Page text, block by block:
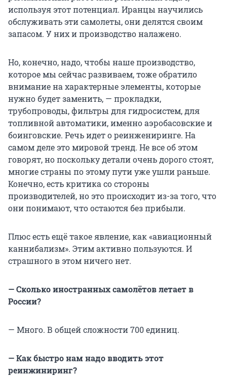
используя этот потенциал. Иранцы научились
обслуживать эти самолеты, они делятся своим
запасом. У них и производство налажено.
Но, конечно, надо, чтобы наше производство,
которое мы сейчас развиваем, тоже обратило
внимание на характерные элементы, которые
нужно будет заменить, — прокладки,
трубопроводы, фильтры для гидросистем, для
топливной автоматики, именно аэробасовские и
боинговские. Речь идет о реинжениринге. На
самом деле это мировой тренд. Не все об этом
говорят, но поскольку детали очень дорого стоят,
многие страны по этому пути уже ушли раньше.
Конечно, есть критика со стороны
производителей, но это происходит из-за того, что
они понимают, что остаются без прибыли.
Плюс есть ещё такое явление, как «авиационный
каннибализм». Этим активно пользуются. И
страшного в этом ничего нет.
— Сколько иностранных самолётов летает в
России?
— Много. В общей сложности 700 единиц.
— Как быстро нам надо вводить этот
реинжиниринг?